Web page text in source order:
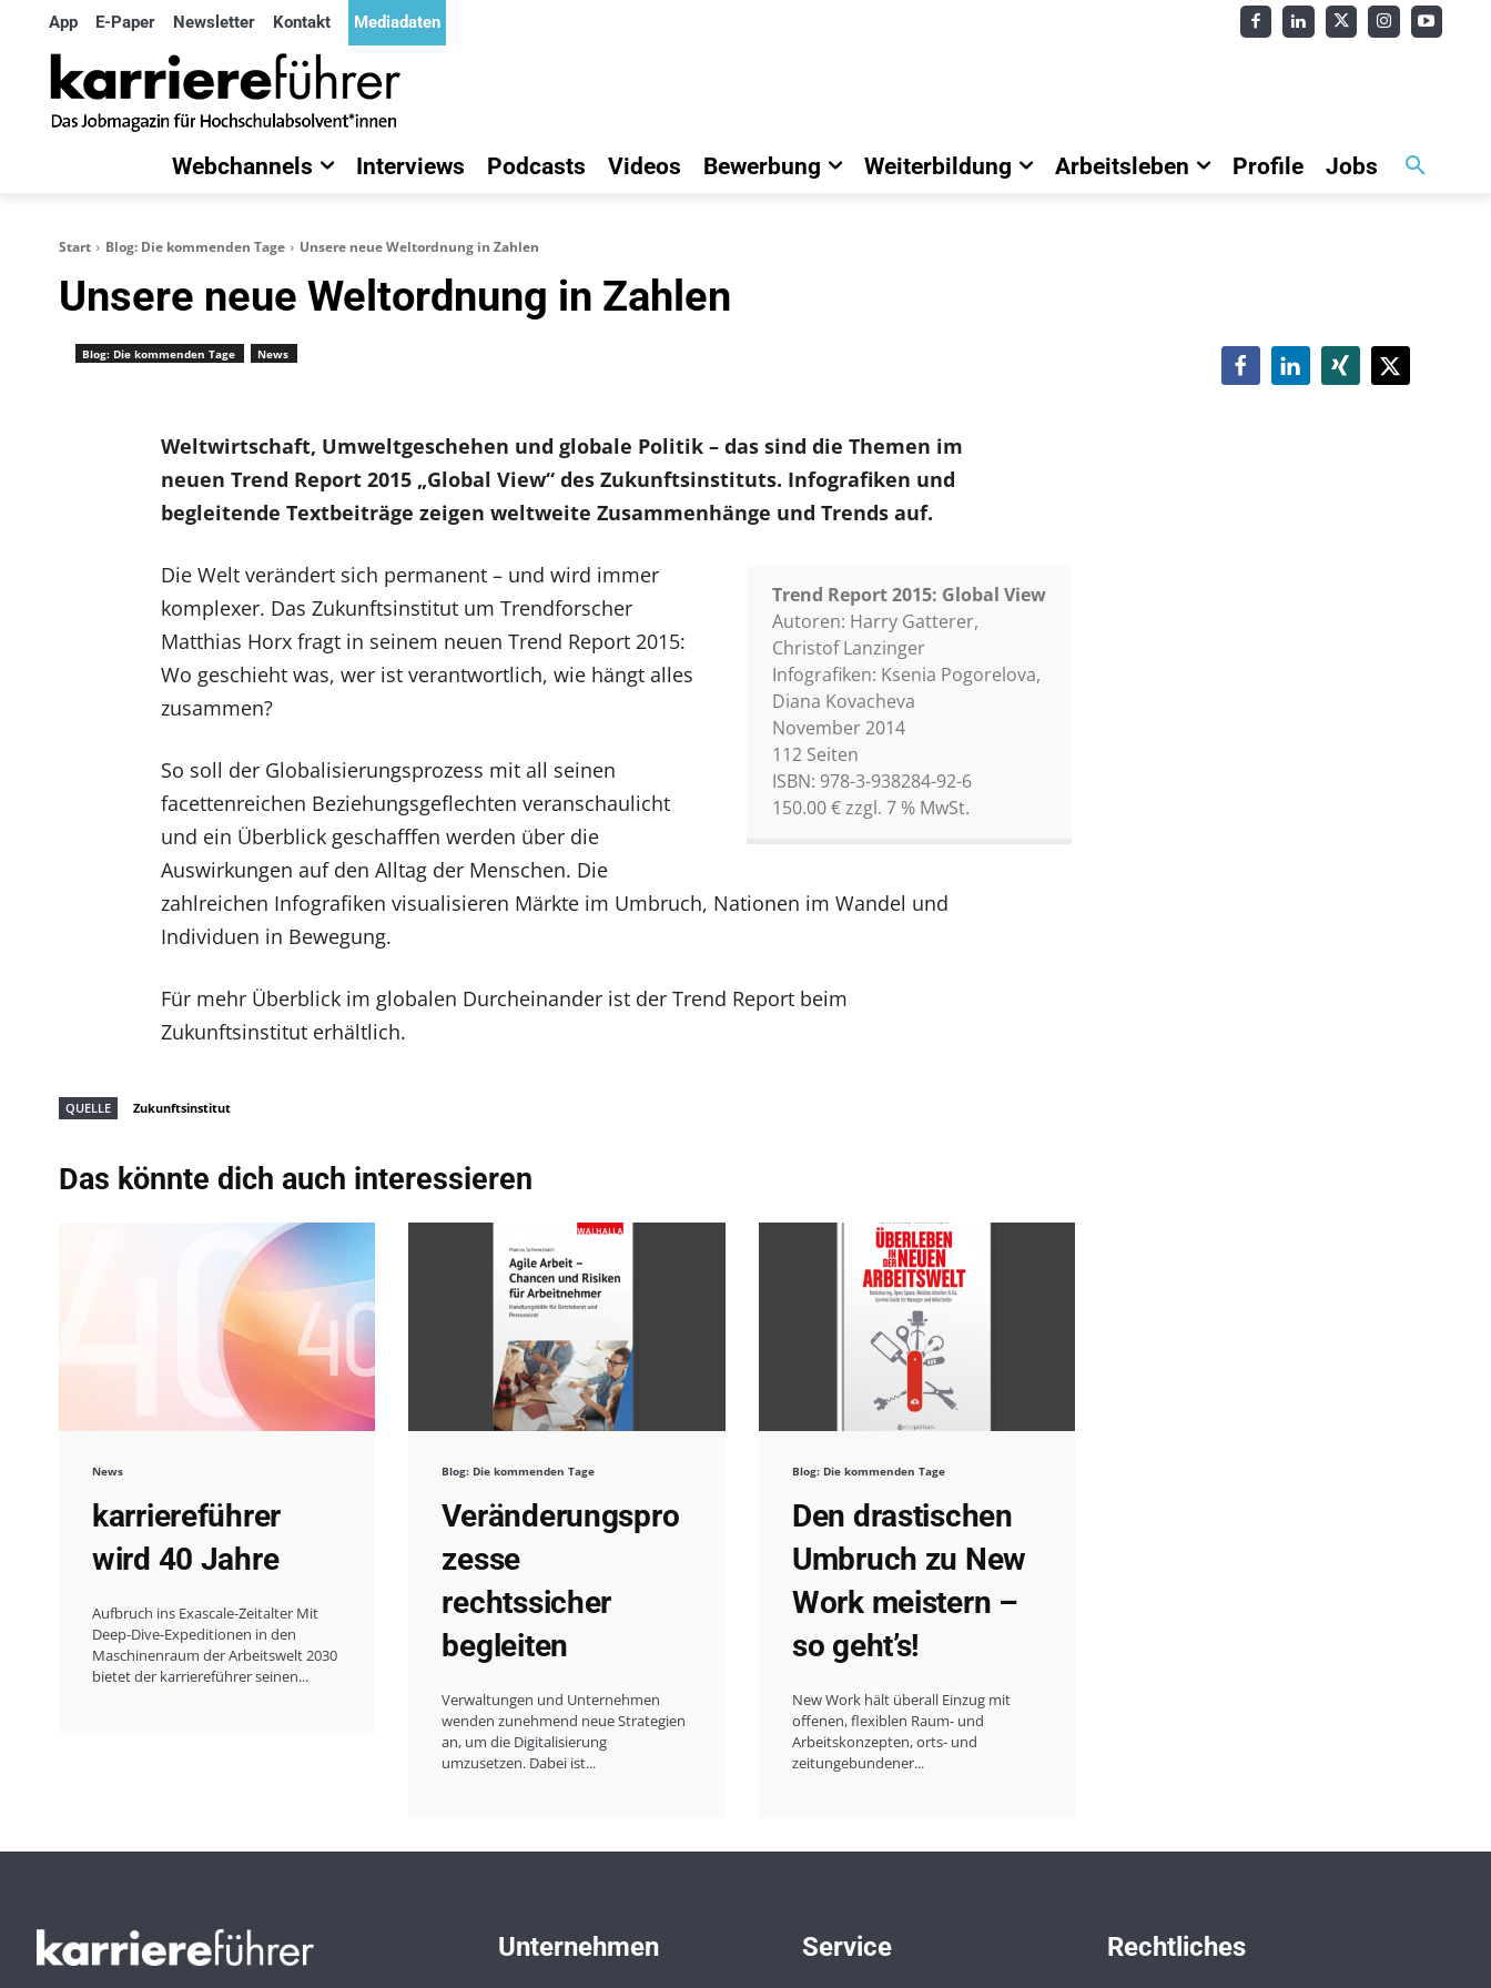
App E-Paper Newsletter Kontakt Mediadaten
Webchannels Interviews Podcasts Videos Bewerbung Weiterbildung Arbeitsleben Profile Jobs
Start Blog: Die kommenden Tage Unsere neue Weltordnung in Zahlen
Unsere neue Weltordnung in Zahlen
Blog: Die kommenden Tage News
Weltwirtschaft, Umweltgeschehen und globale Politik – das sind die Themen im
neuen Trend Report 2015 „Global View“ des Zukunftsinstituts. Infografiken und
begleitende Textbeiträge zeigen weltweite Zusammenhänge und Trends auf.
Trend Report 2015: Global View
Autoren: Harry Gatterer,
Christof Lanzinger
Infografiken: Ksenia Pogorelova,
Diana Kovacheva
November 2014
112 Seiten
ISBN: 978-3-938284-92-6
150.00 € zzgl. 7 % MwSt.
Die Welt verändert sich permanent – und wird immer
komplexer. Das Zukunftsinstitut um Trendforscher
Matthias Horx fragt in seinem neuen Trend Report 2015:
Wo geschieht was, wer ist verantwortlich, wie hängt alles
zusammen?
So soll der Globalisierungsprozess mit all seinen
facettenreichen Beziehungsgeflechten veranschaulicht
und ein Überblick geschafffen werden über die
Auswirkungen auf den Alltag der Menschen. Die
zahlreichen Infografiken visualisieren Märkte im Umbruch, Nationen im Wandel und
Individuen in Bewegung.
Für mehr Überblick im globalen Durcheinander ist der Trend Report beim
Zukunftsinstitut erhältlich.
QUELLE Zukunftsinstitut
Das könnte dich auch interessieren
News
karriereführer
wird 40 Jahre
Aufbruch ins Exascale-Zeitalter Mit
Deep-Dive-Expeditionen in den
Maschinenraum der Arbeitswelt 2030
bietet der karriereführer seinen...
Blog: Die kommenden Tage
Veränderungspro
zesse
rechtssicher
begleiten
Verwaltungen und Unternehmen
wenden zunehmend neue Strategien
an, um die Digitalisierung
umzusetzen. Dabei ist...
Blog: Die kommenden Tage
Den drastischen
Umbruch zu New
Work meistern –
so geht’s!
New Work hält überall Einzug mit
offenen, flexiblen Raum- und
Arbeitskonzepten, orts- und
zeitungebundener...
Unternehmen Service Rechtliches